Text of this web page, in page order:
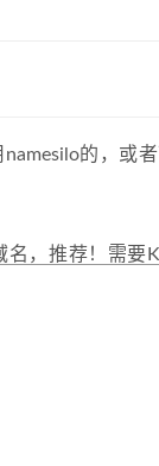
的，或
名，推荐！需要